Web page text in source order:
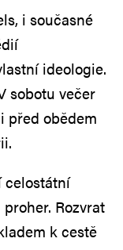
i současné
ideologie.
sobotu večer
před obědem
celostátní
Rozvrat
k cestě